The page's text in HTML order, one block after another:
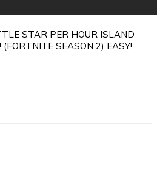
STAR PER HOUR ISLAND
(FORTNITE SEASON 2) EASY!